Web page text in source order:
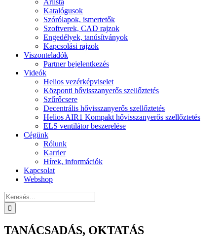
Árlista
Katalógusok
Szórólapok, ismertetők
Szoftverek, CAD rajzok
Engedélyek, tanúsítványok
Kapcsolási rajzok
Viszonteladók
Partner bejelentkezés
Videók
Helios vezérképviselet
Központi hővisszanyerős szellőztetés
Szűrőcsere
Decentrális hővisszanyerős szellőztetés
Helios AIR1 Kompakt hővisszanyerős szellőztetés
ELS ventilátor beszerelése
Cégünk
Rólunk
Karrier
Hírek, információk
Kapcsolat
Webshop
Keresés...
TANÁCSADÁS, OKTATÁS